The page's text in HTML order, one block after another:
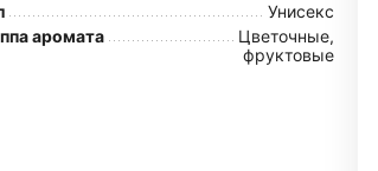
Унисекс
аромата
Цветочные,
фруктовые